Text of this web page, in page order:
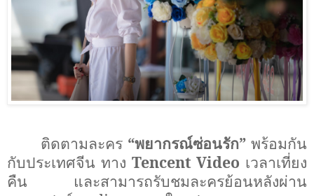
ติดตามละคร “พยากรณ์ซ่อนรัก” พร้อมกัน
กับประเทศจีน ทาง Tencent Video เวลาเที่ยง
คืน และสามารถรับชมละครย้อนหลังผ่าน